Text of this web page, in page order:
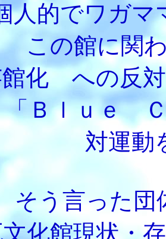
人的でワガマ
この館に関
化 への反
Ｂｌｕｅ
対運動
そう言った団
文化館現状・